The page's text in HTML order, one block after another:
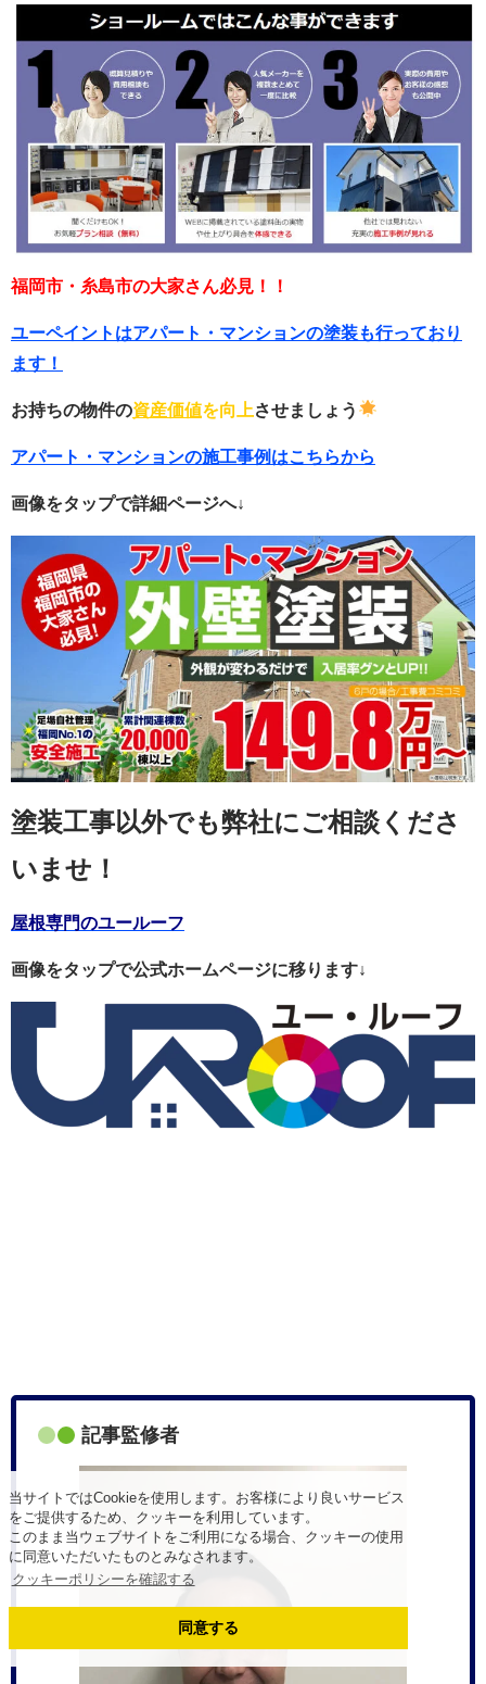
当サイトではCookieを使用します。お客様により良いサービス
をご提供するため、クッキーを利用しています。
このまま当ウェブサイトをご利用になる場合、クッキーの使用
に同意いただいたものとみなされます。
クッキーポリシーを確認する
同意する
福岡市・糸島市の大家さん必見！！
ユーペイントはアパート・マンションの塗装も行っており
ます！
お持ちの物件の資産価値を向上させましょう
アパート・マンションの施工事例はこちらから
画像をタップで詳細ページへ↓
塗装工事以外でも弊社にご相談くださ
いませ！
屋根専門のユールーフ
画像をタップで公式ホームページに移ります↓
記事監修者